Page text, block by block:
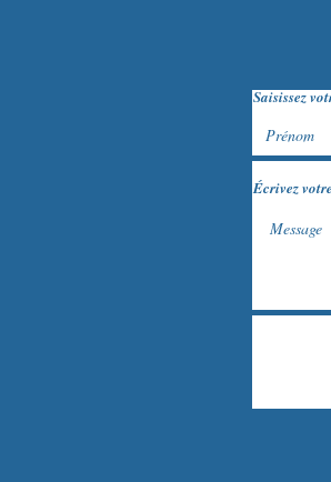
Saisissez
Écrivez